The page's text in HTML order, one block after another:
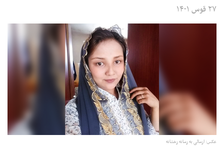
۲۷ قوس ۱۴۰۱
عکس‌: ارسالی به رسانه رخشانه